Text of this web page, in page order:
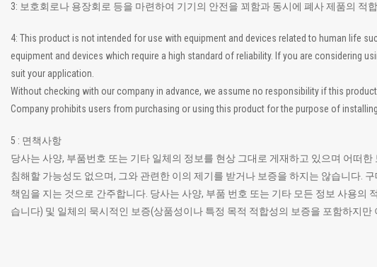
고속 신호 대응 고온 적합 플로팅 커넥터
IMSA-10144B-120Y900
고속 신호 대응 고온 적합 플로팅 커넥터
로봇 조립 적합 커넥터
3: 보호회로나 용장회로 등을 마련하여 기기의 안전을 꾀함과 동시에 폐사 제품의 적
4: This product is not intended for use with equipment and devices related to human life
equipment and devices which require a high standard of reliability. If you are considering
suit your application.
Without checking with our company in advance, we assume no responsibility if this
Company prohibits users from purchasing or using this product for the purpose of
5 : 면책사항
당사는 사양, 부품번호 또는 기타 일체의 정보를 현상 그대로 게재하고 있으며 어떠
침해할 가능성도 없으며, 그와 관련한 이의 제기를 받거나 보증을 하지는 않습니다.
책임을 지는 것으로 간주합니다. 당사는 사양, 부품 번호 또는 기타 모든 정보 사용
습니다) 및 일체의 묵시적인 보증(상품성이나 특정 목적 적합성의 보증을 포함하지